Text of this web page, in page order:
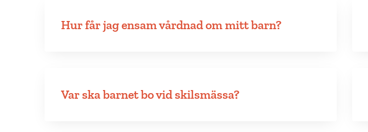
Hur får jag ensam vårdnad om mitt barn?
Var ska barnet bo vid skilsmässa?